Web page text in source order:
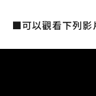
■可以觀看下列影